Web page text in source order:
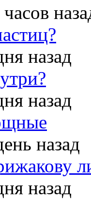
назад
назад
назад
назад